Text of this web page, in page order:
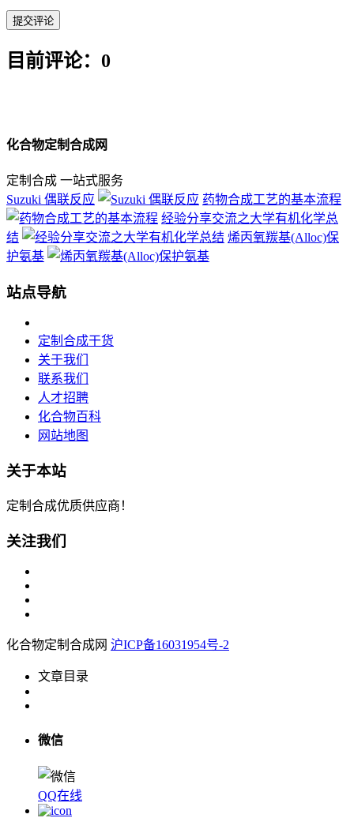
目前评论：0
化合物定制合成网
定制合成 一站式服务
Suzuki 偶联反应
药物合成工艺的基本流程
经验分享交流之大学有机化学总
结
烯丙氧羰基(Alloc)保
护氨基
站点导航
定制合成干货
关于我们
联系我们
人才招聘
化合物百科
网站地图
关于本站
定制合成优质供应商！
关注我们
化合物定制合成网 沪ICP备16031954号-2
文章目录
微信
QQ在线